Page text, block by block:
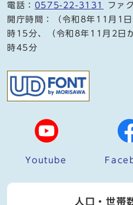
電話： 0575-22-3131
ファ
開庁時間：（令和8年11月1
時15分、（令和8年11月2
時45分
Youtube
人口・世帯